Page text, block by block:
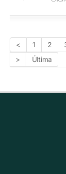
< 1 2
>
Última